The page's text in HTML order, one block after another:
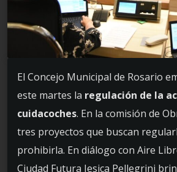
El Concejo Municipal de Rosario
este martes la regulación de la
cuidacoches. En la comisión de
tres proyectos que buscan
prohibirla. En diálogo con Aire
Ciudad Futura Jesica Pellegrini